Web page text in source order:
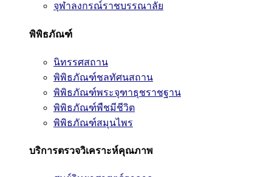
จุฬาลงกรณ์ราชบรรณาลัย
พิพิธภัณฑ์
นิทรรศสถาน
พิพิธภัณฑ์ชลทัศนสถาน
พิพิธภัณฑ์พระจุฑาธุชราชฐาน
พิพิธภัณฑ์พืชมีชีวิต
พิพิธภัณฑ์สมุนไพร
บริการตรวจวิเคราะห์คุณภาพ